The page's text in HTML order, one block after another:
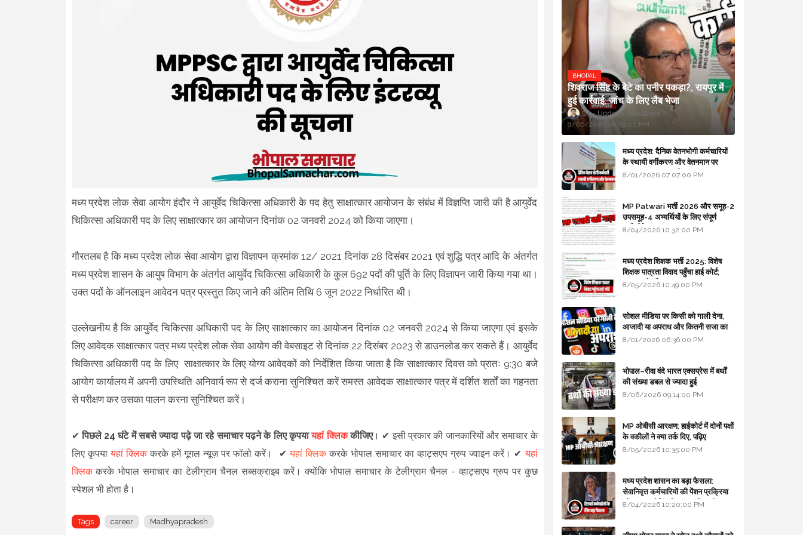
मध्य प्रदेश लोक सेवा आयोग इंदौर ने आयुर्वेद चिकित्सा अधिकारी के पद हेतु साक्षात्कार आयोजन के संबंध में विज्ञप्ति जारी की है आयुर्वेद
चिकित्सा अधिकारी पद के लिए साक्षात्कार का आयोजन दिनांक 02 जनवरी 2024 को किया जाएगा।
गौरतलब है कि मध्य प्रदेश लोक सेवा आयोग द्वारा विज्ञापन क्रमांक 12/ 2021 दिनांक 28 दिसंबर 2021 एवं शुद्धि पत्र आदि के अंतर्गत
मध्य प्रदेश शासन के आयुष विभाग के अंतर्गत आयुर्वेद चिकित्सा अधिकारी के कुल 692 पदों की पूर्ति के लिए विज्ञापन जारी किया गया था।
उक्त पदों के ऑनलाइन आवेदन पत्र प्रस्तुत किए जाने की अंतिम तिथि 6 जून 2022 निर्धारित थी।
उल्लेखनीय है कि आयुर्वेद चिकित्सा अधिकारी पद के लिए साक्षात्कार का आयोजन दिनांक 02 जनवरी 2024 से किया जाएगा एवं इसके
लिए आवेदक साक्षात्कार पत्र मध्य प्रदेश लोक सेवा आयोग की वेबसाइट से दिनांक 22 दिसंबर 2023 से डाउनलोड कर सकते हैं। आयुर्वेद
चिकित्सा अधिकारी पद के लिए साक्षात्कार के लिए योग्य आवेदकों को निर्देशित किया जाता है कि साक्षात्कार दिवस को प्रातः 9:30 बजे
आयोग कार्यालय में अपनी उपस्थिति अनिवार्य रूप से दर्ज कराना सुनिश्चित करें समस्त आवेदक साक्षात्कार पत्र में दर्शित शर्तों का गहनता
से परीक्षण कर उसका पालन करना सुनिश्चित करें।
✔ पिछले 24 घंटे में सबसे ज्यादा पढ़े जा रहे समाचार पढ़ने के लिए कृपयायहां क्लिककीजिए। ✔ इसी प्रकार की जानकारियों और समाचार के
लिए कृपयायहां क्लिककरके हमें गूगल न्यूज़ पर फॉलो करें । ✔यहां क्लिककरके भोपाल समाचार का व्हाट्सएप ग्रुप ज्वाइनकरें । ✔यहां
क्लिककरके भोपाल समाचार का टेलीग्राम चैनल सब्सक्राइब करें। क्योंकि भोपाल समाचार के टेलीग्राम चैनल - व्हाट्सएप ग्रुपपर कुछ
स्पेशल भी होता है।
Tags career Madhyapradesh
BHOPAL
शिवराज सिंह के बेटे का पनीर पकड़ा?, रायपुर में
हुई कार्रवाई, जांच के लिए लैब भेजा
Updesh Awasthee
8/06/2026 10:09:00 PM
मध्य प्रदेश: दैनिक वेतनभोगी कर्मचारियों
के स्थायी वर्गीकरण और वेतनमान पर
सरकार का बड़ा स्पष्टीकरण
8/01/2026 07:07:00 PM
MP Patwari भर्ती 2026 और समूह-2
उपसमूह-4 अभ्यर्थियों के लिए संपूर्ण
मार्गदर्शिका
8/04/2026 10:32:00 PM
मध्य प्रदेश शिक्षक भर्ती 2025: विशेष
शिक्षक पात्रता विवाद पहुँचा हाई कोर्ट;
सरकार से माँगा जवाब
8/05/2026 10:49:00 PM
सोशल मीडिया पर किसी को गाली देना,
आजादी या अपराध और कितनी सजा का
प्रावधान - free legal advice
8/01/2026 06:36:00 PM
भोपाल–रीवा वंदे भारत एक्सप्रेस में बर्थों
की संख्या डबल से ज्यादा हुई
8/06/2026 09:14:00 PM
MP ओबीसी आरक्षण: हाईकोर्ट में दोनों पक्षों
के वकीलों ने क्या तर्क दिए, पढ़िए
8/05/2026 10:35:00 PM
मध्य प्रदेश शासन का बड़ा फैसला:
सेवानिवृत्त कर्मचारियों की पेंशन प्रक्रिया
और बजट कोडिंग में हुए क्रांतिकारी
8/04/2026 10:20:00 PM